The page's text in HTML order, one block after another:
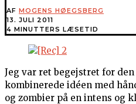
AF MOGENS HØEGSBERG
13. JULI 2011
4 MINUTTERS LÆSETID
Jeg var ret begejstret for
kombinerede idéen med
og zombier på en intens og